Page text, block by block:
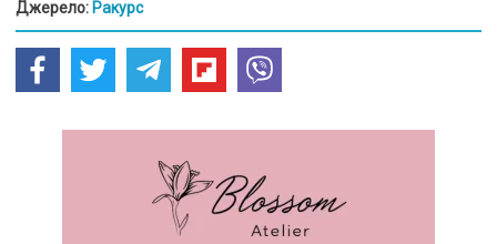
Джерело: Ракурс